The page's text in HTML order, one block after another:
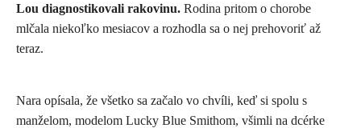
Lou diagnostikovali rakovinu. Rodina pritom o chorobe
mlčala niekoľko mesiacov a rozhodla sa o nej prehovoriť až
teraz.
Nara opísala, že všetko sa začalo vo chvíli, keď si spolu s
manželom, modelom Lucky Blue Smithom, všimli na dcérke